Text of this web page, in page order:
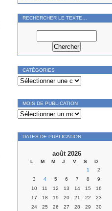
RECHERCHER LE TEXTE…
CATÉGORIES
Catégories
MOIS DE PUBLICATION
Mois
de
publication
DATES DE PUBLICATION
août 2026
L M M J V S
D
1
2
3
4 5 6 7 8
9
10
11 12 13 14 15
16
17
18 19 20 21 22
23
24
25 26 27 28 29
30